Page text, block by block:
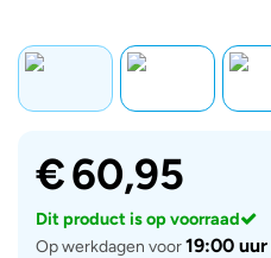
€60,95
Dit product is op voorraad
Op werkdagen voor19:00 uur